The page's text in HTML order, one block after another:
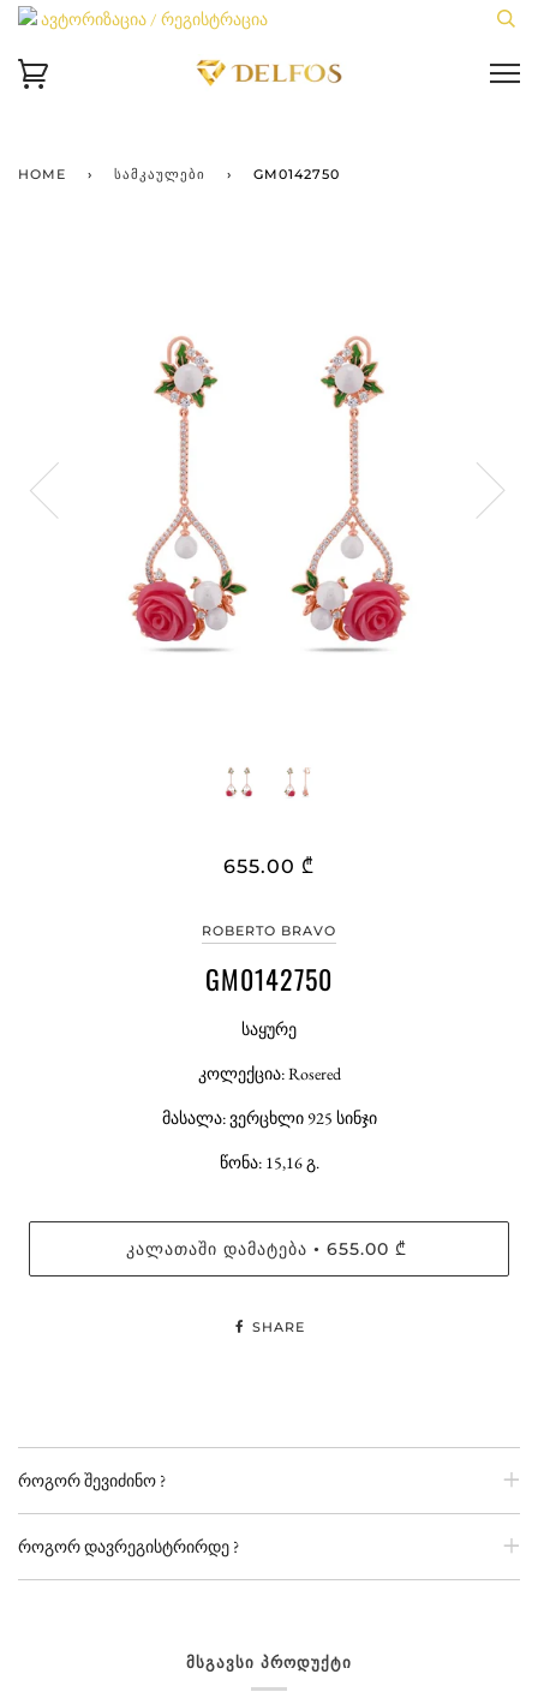
ავტორიზაცია / რეგისტრაცია
HOME › ᲡᲐᲛᲙᲐᲣᲚᲔᲑᲘ › GM0142750
655.00 ₾
ROBERTO BRAVO
GM0142750
საყურე
კოლექცია: Rosered
მასალა: ვერცხლი 925 სინჯი
წონა: 15,16 გ.
ᲙᲐᲚᲐᲗᲐᲨᲘ ᲓᲐᲛᲐᲢᲔᲑᲐ • 655.00 ₾
SHARE
როგორ შევიძინო ?
როგორ დავრეგისტრირდე ?
ᲛᲡᲒᲐᲕᲡᲘ ᲞᲠᲝᲓᲣᲥᲢᲘ